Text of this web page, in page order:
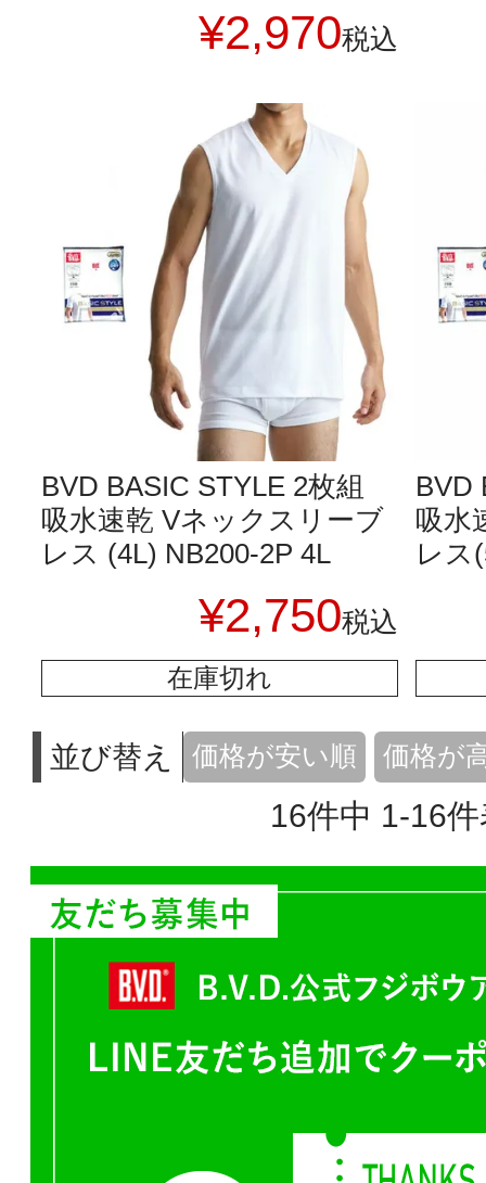
¥2,970税込
BVD BASIC STYLE 2枚組
吸水速乾 Vネックスリーブ
レス (4L) NB200-2P 4L
¥2,750税込
在庫切れ
BVD
吸水
レス
並び替え 価格が安い順 価格が
16件中 1-16